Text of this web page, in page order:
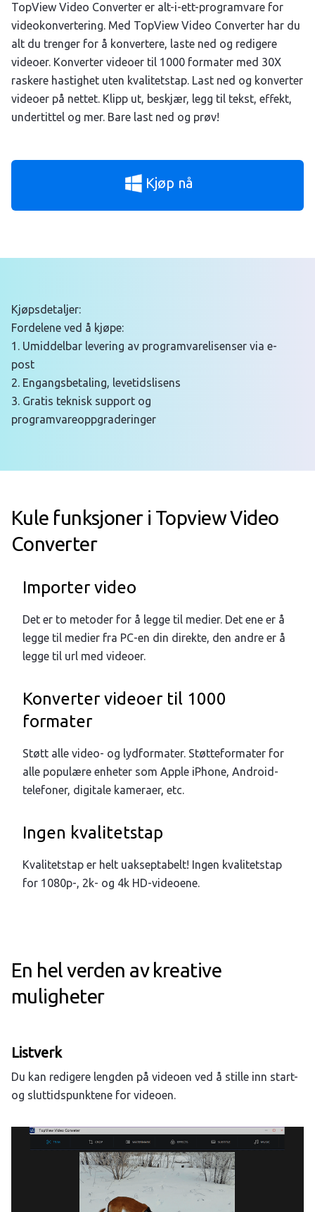
TopView Video Converter er alt-i-ett-programvare for
videokonvertering. Med TopView Video Converter har du
alt du trenger for å konvertere, laste ned og redigere
videoer. Konverter videoer til 1000 formater med 30X
raskere hastighet uten kvalitetstap. Last ned og konverter
videoer på nettet. Klipp ut, beskjær, legg til tekst, effekt,
undertittel og mer. Bare last ned og prøv!
Kjøp nå
Kjøpsdetaljer:
Fordelene ved å kjøpe:
1. Umiddelbar levering av programvarelisenser via e-
post
2. Engangsbetaling, levetidslisens
3. Gratis teknisk support og
programvareoppgraderinger
Kule funksjoner i Topview Video
Converter
Importer video
Det er to metoder for å legge til medier. Det ene er å
legge til medier fra PC-en din direkte, den andre er å
legge til url med videoer.
Konverter videoer til 1000
formater
Støtt alle video- og lydformater. Støtteformater for
alle populære enheter som Apple iPhone, Android-
telefoner, digitale kameraer, etc.
Ingen kvalitetstap
Kvalitetstap er helt uakseptabelt! Ingen kvalitetstap
for 1080p-, 2k- og 4k HD-videoene.
En hel verden av kreative
muligheter
Listverk
Du kan redigere lengden på videoen ved å stille inn start-
og sluttidspunktene for videoen.